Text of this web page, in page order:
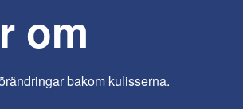
om
bakom kulisserna.